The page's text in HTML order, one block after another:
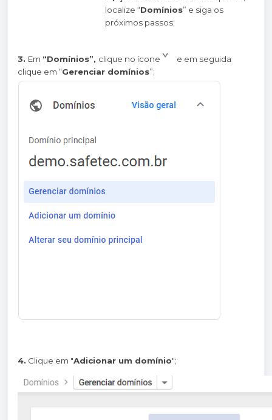
localize “Domínios” e siga os
próximos passos;
3. Em “Domínios”, clique no ícone
e em seguida
clique em “Gerenciar domínios”;
4. Clique em "Adicionar um domínio";